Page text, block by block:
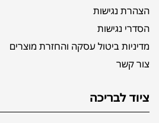
הצהרת נגישות
הסדרי נגישות
מדיניות ביטול עסקה והחזרת מוצרים
צור קשר
ציוד לבריכה